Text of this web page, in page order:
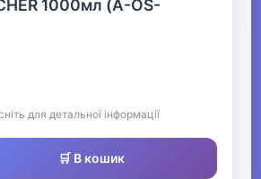
1000мл (A-OS-
для детальної інформації
🛒 В кошик